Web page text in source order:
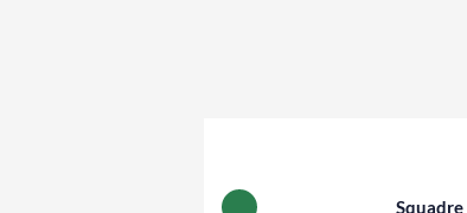
Squadre